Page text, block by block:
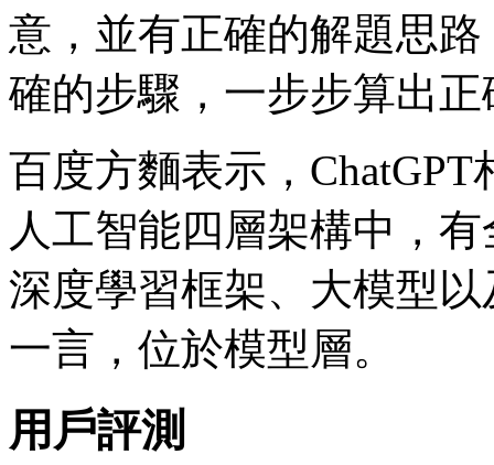
意，並有正確的解題思
確的步驟，一步步算出
百度方麵表示，
人工智能四層架構中，
深度學習框架、大模型
一言，位於模型層。
用戶評測